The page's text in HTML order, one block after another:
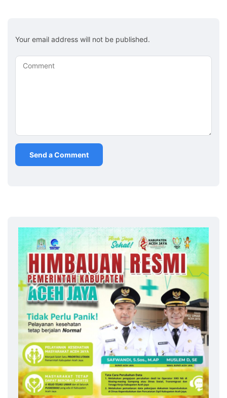
Your email address will not be published.
Comment